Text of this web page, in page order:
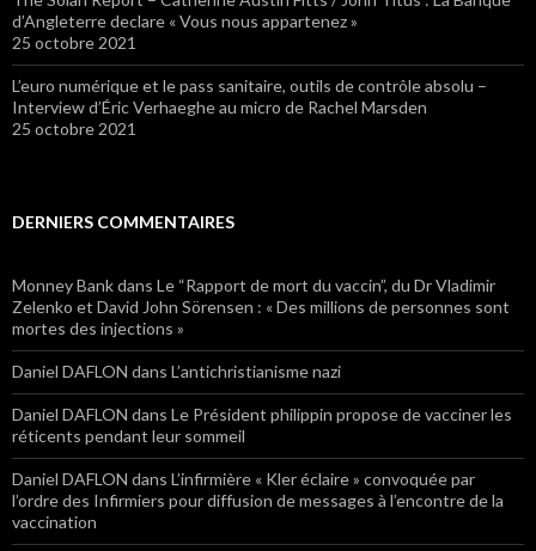
d’Angleterre declare « Vous nous appartenez »
25 octobre 2021
L’euro numérique et le pass sanitaire, outils de contrôle absolu –
Interview d’Éric Verhaeghe au micro de Rachel Marsden
25 octobre 2021
DERNIERS COMMENTAIRES
Monney Bankdans Le “Rapport de mort du vaccin”, du Dr Vladimir
Zelenko et David John Sörensen : « Des millions de personnes sont
mortes des injections »
Daniel DAFLON dans L’antichristianisme nazi
Daniel DAFLON dans Le Président philippin propose de vacciner les
réticents pendant leur sommeil
Daniel DAFLON dans L’infirmière « Kler éclaire » convoquée par
l’ordre des Infirmiers pour diffusion de messages à l’encontre de la
vaccination